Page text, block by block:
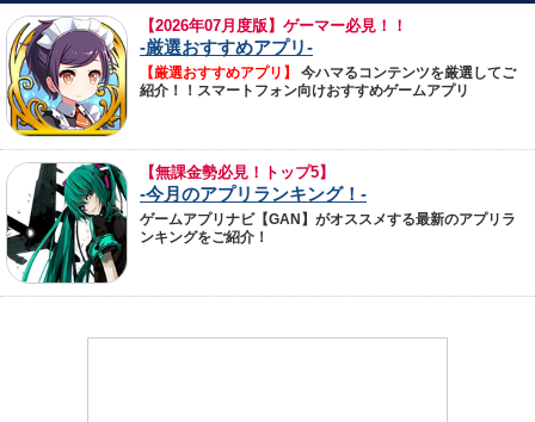
【2026年07月度版】ゲーマー必見！！
-厳選おすすめアプリ-
【厳選おすすめアプリ】
今ハマるコンテンツを厳選してご
紹介！！スマートフォン向けおすすめゲームアプリ
【無課金勢必見！トップ5】
-今月のアプリランキング！-
ゲームアプリナビ【GAN】がオススメする最新のアプリラ
ンキングをご紹介！